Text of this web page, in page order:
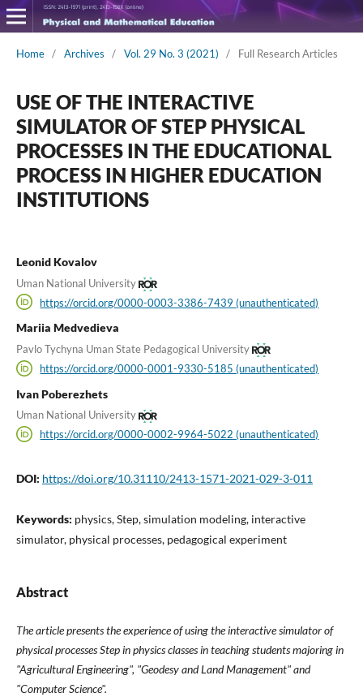
Home / Archives / Vol. 29 No. 3 (2021) / Full Research Articles
USE OF THE INTERACTIVE
SIMULATOR OF STEP PHYSICAL
PROCESSES IN THE EDUCATIONAL
PROCESS IN HIGHER EDUCATION
INSTITUTIONS
Leonid Kovalov
Uman National University
https://orcid.org/0000-0003-3386-7439 (unauthenticated)
Mariia Medvedieva
Pavlo Tychyna Uman State Pedagogical University
https://orcid.org/0000-0001-9330-5185 (unauthenticated)
Ivan Poberezhets
Uman National University
https://orcid.org/0000-0002-9964-5022 (unauthenticated)
DOI: https://doi.org/10.31110/2413-1571-2021-029-3-011
Keywords: physics, Step, simulation modeling, interactive
simulator, physical processes, pedagogical experiment
Abstract
The article presents the experience of using the interactive simulator of
physical processes Step in physics classes in teaching students majoring in
"Agricultural Engineering", "Geodesy and Land Management" and
"Computer Science".